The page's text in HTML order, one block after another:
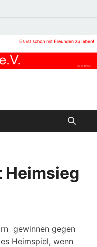
gewinnen gegen
Heimspiel, wenn